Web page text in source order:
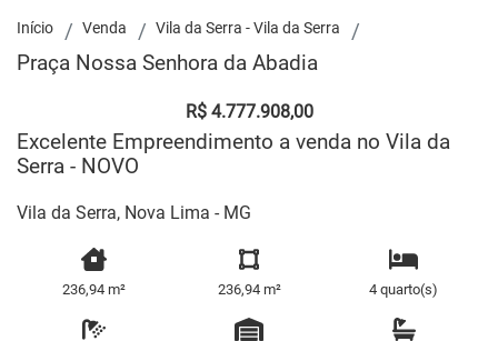
Início Venda Vila da Serra - Vila da Serra
Praça Nossa Senhora da Abadia
R$ 4.777.908,00
Excelente Empreendimento a venda no Vila da
Serra - NOVO
Vila da Serra, Nova Lima - MG
236,94 m² 236,94 m² 4 quarto(s)